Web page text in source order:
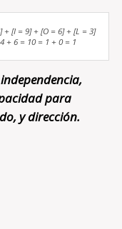
+ [I = 9] + [O = 6] + [L = 3]
+ 6 = 10 = 1 + 0 = 1
para
y dirección.